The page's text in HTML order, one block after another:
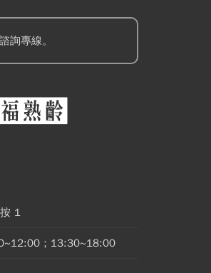
詢專線。
1
；13:30~18:00